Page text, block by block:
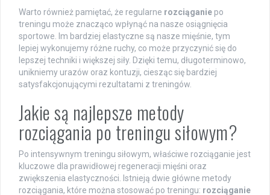
Warto również pamiętać, że regularne rozciąganie po
treningu może znacząco wpłynąć na nasze osiągnięcia
sportowe. Im bardziej elastyczne są nasze mięśnie, tym
lepiej wykonujemy różne ruchy, co może przyczynić się do
lepszej techniki i większej siły. Dzięki temu, długoterminowo,
unikniemy urazów oraz kontuzji, ciesząc się bardziej
satysfakcjonującymi rezultatami z treningów.
Jakie są najlepsze metody
rozciągania po treningu siłowym?
Po intensywnym treningu siłowym, właściwe rozciąganie jest
kluczowe dla prawidłowej regeneracji mięśni oraz
zwiększenia elastyczności. Istnieją dwie główne metody
rozciągania, które można stosować po treningu: rozciąganie